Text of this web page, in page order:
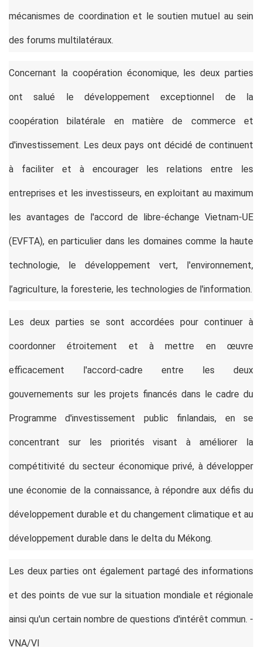
mécanismes de coordination et le soutien mutuel au sein
des forums multilatéraux.
Concernant la coopération économique, les deux parties
ont salué le développement exceptionnel de la
coopération bilatérale en matière de commerce et
d'investissement. Les deux pays ont décidé de continuent
à faciliter et à encourager les relations entre les
entreprises et les investisseurs, en exploitant au maximum
les avantages de l'accord de libre-échange Vietnam-UE
(EVFTA), en particulier dans les domaines comme la haute
technologie, le développement vert, l'environnement,
l’agriculture, la foresterie, les technologies de l'information.
Les deux parties se sont accordées pour continuer à
coordonner étroitement et à mettre en œuvre
efficacement l'accord-cadre entre les deux
gouvernements sur les projets financés dans le cadre du
Programme d'investissement public finlandais, en se
concentrant sur les priorités visant à améliorer la
compétitivité du secteur économique privé, à développer
une économie de la connaissance, à répondre aux défis du
développement durable et du changement climatique et au
développement durable dans le delta du Mékong.
Les deux parties ont également partagé des informations
et des points de vue sur la situation mondiale et régionale
ainsi qu'un certain nombre de questions d'intérêt commun. -
VNA/VI